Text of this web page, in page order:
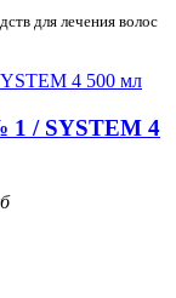
для лечения волос
1 / SYSTEM 4